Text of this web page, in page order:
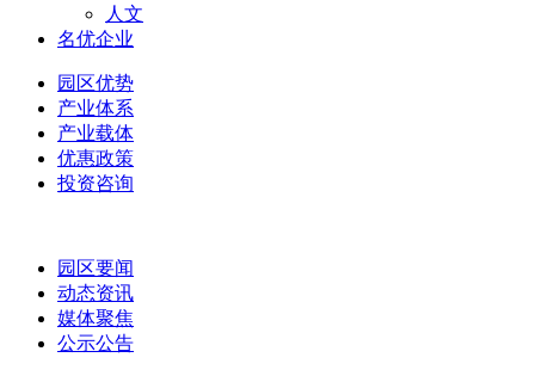
人文
名优企业
园区优势
产业体系
产业载体
优惠政策
投资咨询
园区要闻
动态资讯
媒体聚焦
公示公告